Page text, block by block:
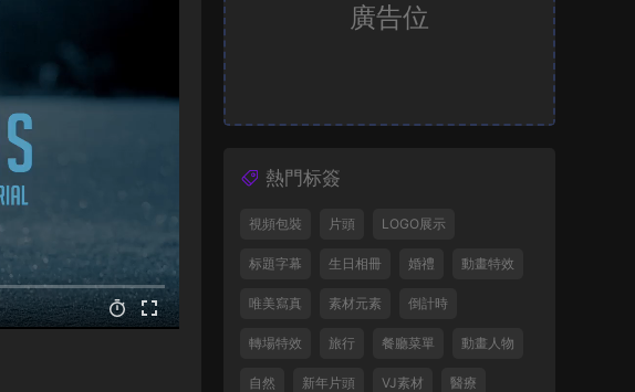
廣告位
熱門标簽
視頻包裝 片頭 LOGO展示
标題字幕 生日相冊 婚禮 動畫特效
唯美寫真 素材元素 倒計時
轉場特效 旅行 餐廳菜單 動畫人物
自然 新年片頭 VJ素材 醫療